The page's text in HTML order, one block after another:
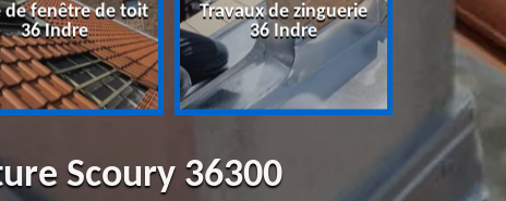
de fenêtre de toit
36 Indre
Travaux de zinguerie
36 Indre
Scoury 36300